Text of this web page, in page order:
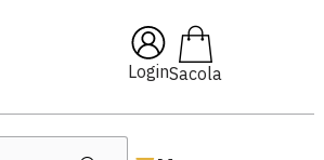
Login
🔥 Lançamentos Femininos